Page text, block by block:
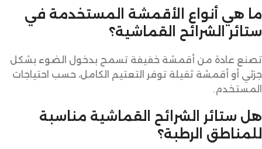
ما هي أنواع الأقمشة المستخدمة في
ستائر الشرائح القماشية؟
تصنع عادة من أقمشة خفيفة تسمح بدخول الضوء بشكل
جزئي أو أقمشة ثقيلة توفر التعتيم الكامل، حسب احتياجات
المستخدم.
هل ستائر الشرائح القماشية مناسبة
للمناطق الرطبة؟